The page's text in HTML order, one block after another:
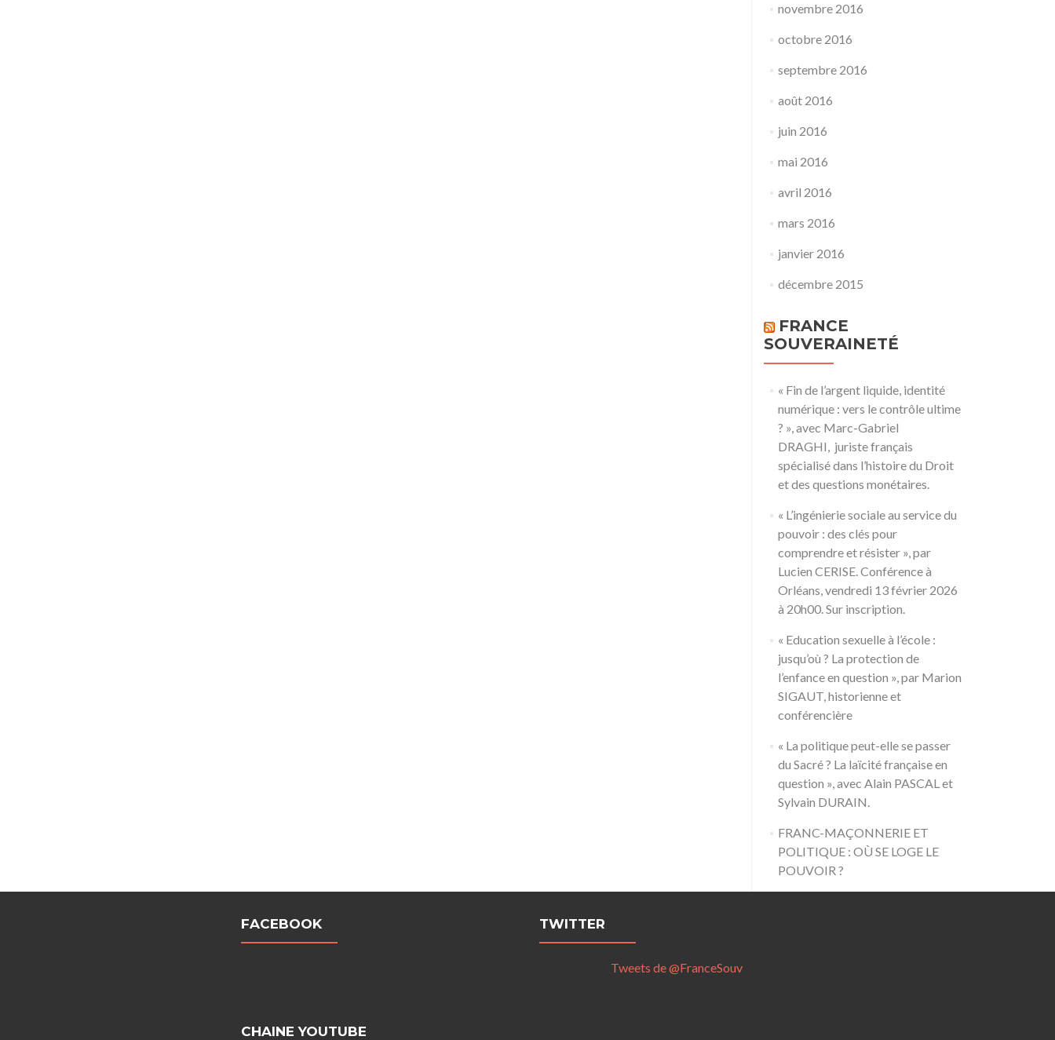
novembre 2016
octobre 2016
septembre 2016
août 2016
juin 2016
mai 2016
avril 2016
mars 2016
janvier 2016
décembre 2015
FRANCE
SOUVERAINETÉ
« Fin de l’argent liquide, identité
numérique : vers le contrôle ultime
? », avec Marc-Gabriel
DRAGHI, juriste français
spécialisé dans l’histoire du Droit
et des questions monétaires.
« L’ingénierie sociale au service du
pouvoir : des clés pour
comprendre et résister », par
Lucien CERISE. Conférence à
Orléans, vendredi 13 février 2026
à 20h00. Sur inscription.
« Education sexuelle à l’école :
jusqu’où ? La protection de
l’enfance en question », par Marion
SIGAUT, historienne et
conférencière
« La politique peut-elle se passer
du Sacré ? La laïcité française en
question », avec Alain PASCAL et
Sylvain DURAIN.
FRANC-MAÇONNERIE ET
POLITIQUE : OÙ SE LOGE LE
POUVOIR ?
FACEBOOK
CHAINE YOUTUBE
TWITTER
Tweets de @FranceSouv